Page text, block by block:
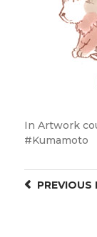
In Artwork
Kumamoto
PREVIOUS